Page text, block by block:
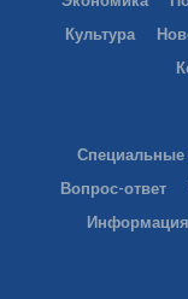
Культура
Специальные
Вопрос-ответ
Информация